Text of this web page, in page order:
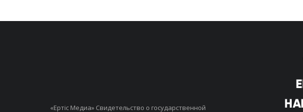
«Ертiс Медиа» Свидетельство о государственной